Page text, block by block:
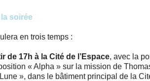
soirée
en trois temps :
de 17h à la Cité de l’Espace, avec la
« Alpha » sur la mission de
», dans le bâtiment principal de la